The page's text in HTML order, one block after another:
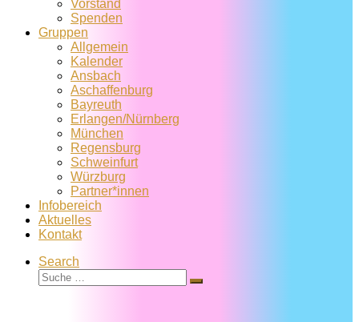
Vorstand
Spenden
Gruppen
Allgemein
Kalender
Ansbach
Aschaffenburg
Bayreuth
Erlangen/Nürnberg
München
Regensburg
Schweinfurt
Würzburg
Partner*innen
Infobereich
Aktuelles
Kontakt
Search
Suche
Suche